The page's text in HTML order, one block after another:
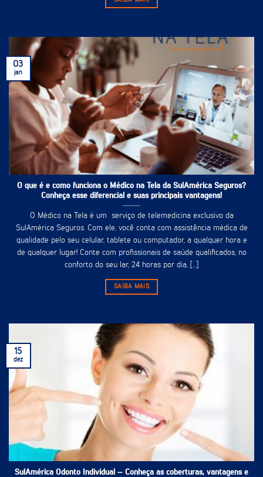
O que é e como funciona o Médico na Tela da SulAmérica Seguros?
Conheça esse diferencial e suas principais vantagens!
O Médico na Tela é um serviço de telemedicina exclusivo da
SulAmérica Seguros. Com ele, você conta com assistência médica de
qualidade pelo seu celular, tablete ou computador, a qualquer hora e
de qualquer lugar! Conte com profissionais de saúde qualificados, no
conforto do seu lar, 24 horas por dia, [...]
SAIBA MAIS
03
jan
SulAmérica Odonto Individual – Conheça as coberturas, vantagens e
15
dez